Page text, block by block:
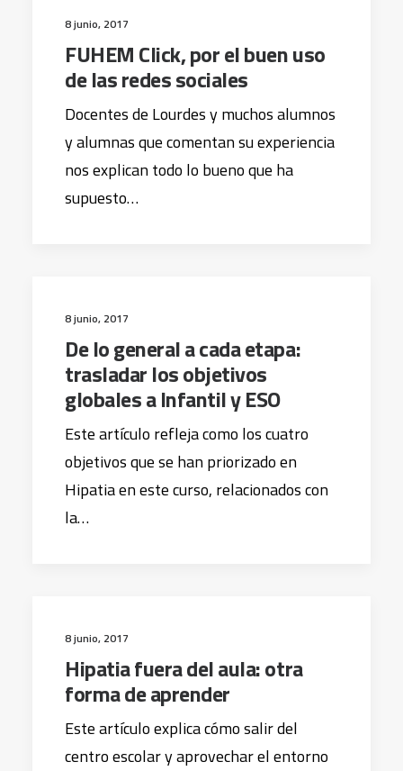
8 junio, 2017
FUHEM Click, por el buen uso
de las redes sociales
Docentes de Lourdes y muchos alumnos
y alumnas que comentan su experiencia
nos explican todo lo bueno que ha
supuesto…
8 junio, 2017
De lo general a cada etapa:
trasladar los objetivos
globales a Infantil y ESO
Este artículo refleja como los cuatro
objetivos que se han priorizado en
Hipatia en este curso, relacionados con
la…
8 junio, 2017
Hipatia fuera del aula: otra
forma de aprender
Este artículo explica cómo salir del
centro escolar y aprovechar el entorno